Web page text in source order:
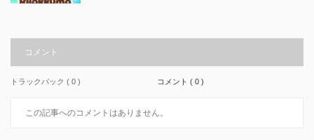
コメント
トラックバック ( 0 ) コメント ( 0 )
この記事へのコメントはありません。